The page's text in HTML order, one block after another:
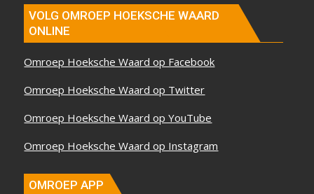
VOLG OMROEP HOEKSCHE WAARD
ONLINE
Omroep Hoeksche Waard op Facebook
Omroep Hoeksche Waard op Twitter
Omroep Hoeksche Waard op YouTube
Omroep Hoeksche Waard op Instagram
OMROEP APP